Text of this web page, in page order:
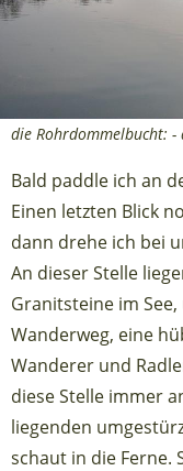
die Rohrdommelbucht:
Bald paddle ich an
Einen letzten Blick
dann drehe ich bei
An dieser Stelle
Granitsteine im
Wanderweg, eine
Wanderer und
diese Stelle immer
liegenden
schaut in die Ferne.